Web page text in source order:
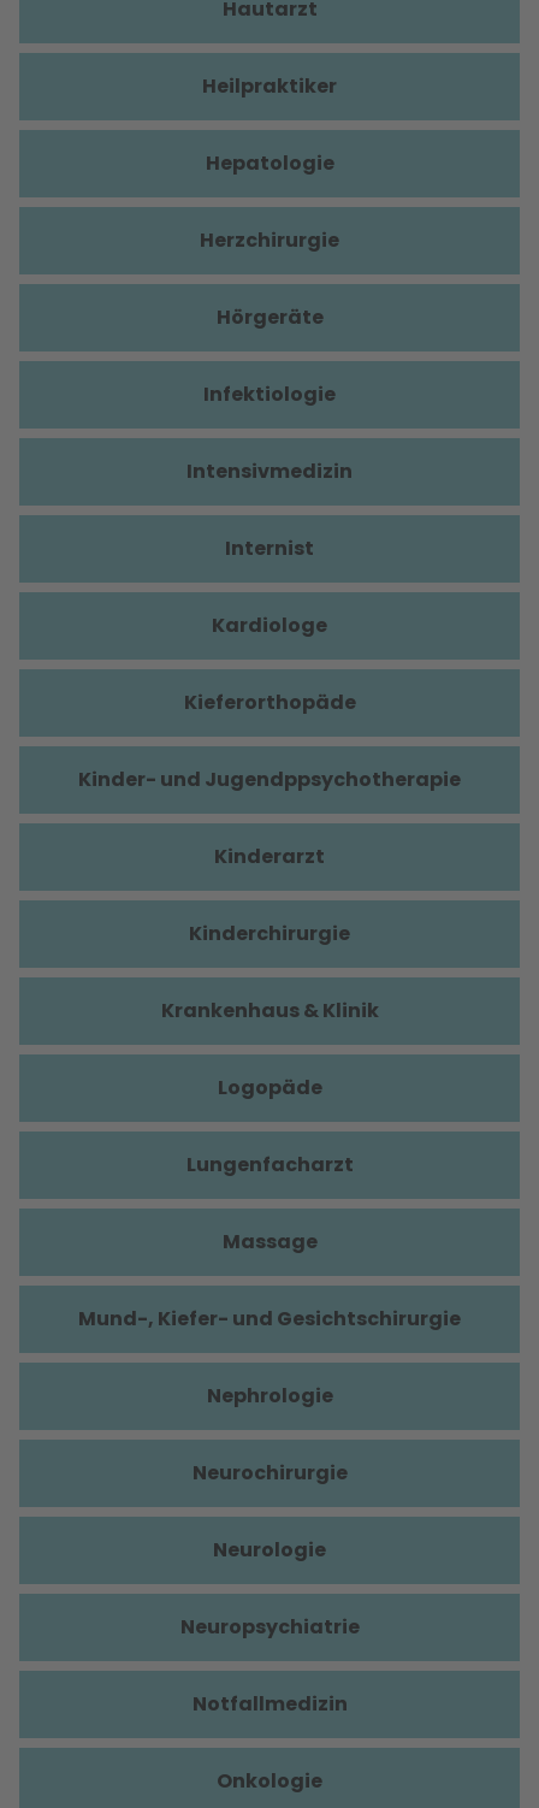
Hautarzt
Heilpraktiker
Hepatologie
Herzchirurgie
Hörgeräte
Infektiologie
Intensivmedizin
Internist
Kardiologe
Kieferorthopäde
Kinder- und Jugendppsychotherapie
Kinderarzt
Kinderchirurgie
Krankenhaus & Klinik
Logopäde
Lungenfacharzt
Massage
Mund-, Kiefer- und Gesichtschirurgie
Nephrologie
Neurochirurgie
Neurologie
Neuropsychiatrie
Notfallmedizin
Onkologie